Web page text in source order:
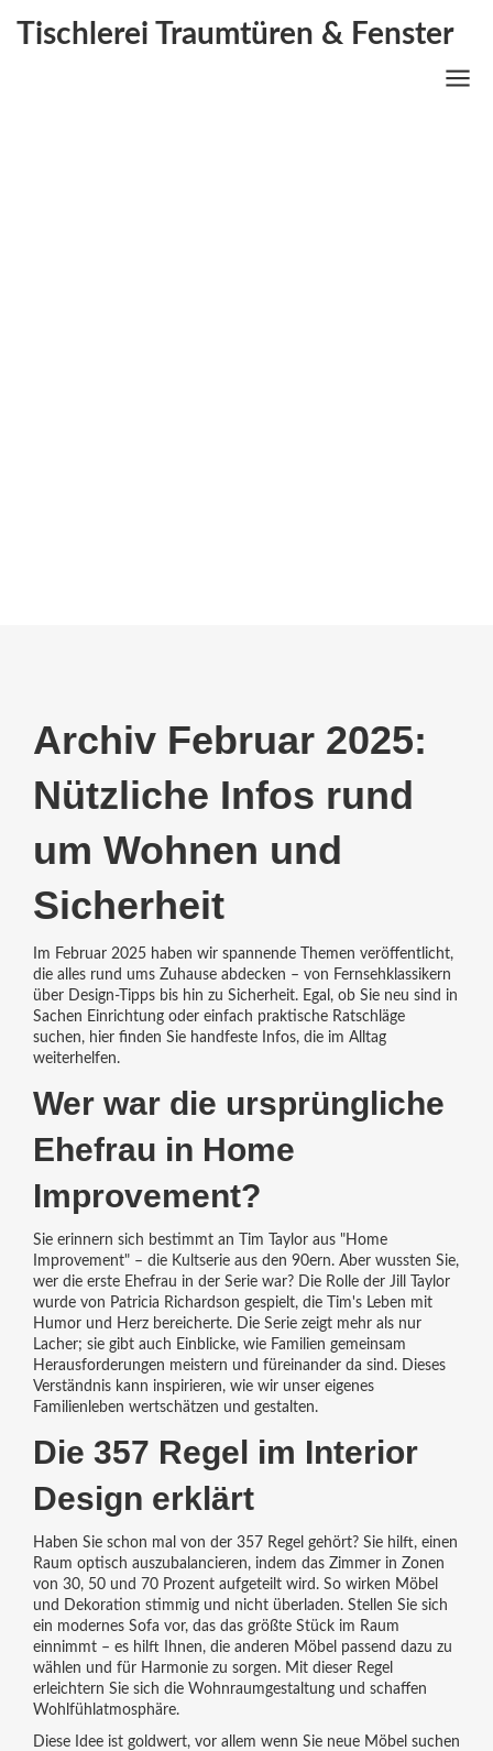
Tischlerei Traumtüren & Fenster
Archiv Februar 2025:
Nützliche Infos rund
um Wohnen und
Sicherheit
Im Februar 2025 haben wir spannende Themen veröffentlicht,
die alles rund ums Zuhause abdecken – von Fernsehklassikern
über Design-Tipps bis hin zu Sicherheit. Egal, ob Sie neu sind in
Sachen Einrichtung oder einfach praktische Ratschläge
suchen, hier finden Sie handfeste Infos, die im Alltag
weiterhelfen.
Wer war die ursprüngliche
Ehefrau in Home
Improvement?
Sie erinnern sich bestimmt an Tim Taylor aus "Home
Improvement" – die Kultserie aus den 90ern. Aber wussten Sie,
wer die erste Ehefrau in der Serie war? Die Rolle der Jill Taylor
wurde von Patricia Richardson gespielt, die Tim's Leben mit
Humor und Herz bereicherte. Die Serie zeigt mehr als nur
Lacher; sie gibt auch Einblicke, wie Familien gemeinsam
Herausforderungen meistern und füreinander da sind. Dieses
Verständnis kann inspirieren, wie wir unser eigenes
Familienleben wertschätzen und gestalten.
Die 357 Regel im Interior
Design erklärt
Haben Sie schon mal von der 357 Regel gehört? Sie hilft, einen
Raum optisch auszubalancieren, indem das Zimmer in Zonen
von 30, 50 und 70 Prozent aufgeteilt wird. So wirken Möbel
und Dekoration stimmig und nicht überladen. Stellen Sie sich
ein modernes Sofa vor, das das größte Stück im Raum
einnimmt – es hilft Ihnen, die anderen Möbel passend dazu zu
wählen und für Harmonie zu sorgen. Mit dieser Regel
erleichtern Sie sich die Wohnraumgestaltung und schaffen
Wohlfühlatmosphäre.
Diese Idee ist goldwert, vor allem wenn Sie neue Möbel suchen